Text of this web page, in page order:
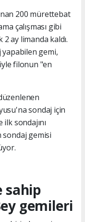
200 mürettebat
çalışması gibi
2 ay limanda kaldı.
gemi,
filonun "en
sondaj için
sondajını
sondaj gemisi
sahip
gemileri